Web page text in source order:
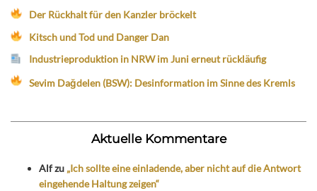
Der Rückhalt für den Kanzler bröckelt
Kitsch und Tod und Danger Dan
Industrieproduktion in NRW im Juni erneut rückläufig
Sevim Dağdelen (BSW): Desinformation im Sinne des Kremls
Aktuelle Kommentare
Alfzu „Ich sollte eine einladende, aber nicht auf die Antwort
eingehende Haltung zeigen“